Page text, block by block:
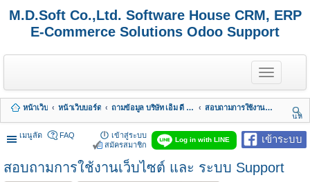
M.D.Soft Co.,Ltd. Software House CRM, ERP
E-Commerce Solutions Odoo Support
T
o
g
l
e
n
a
i
g
หน้าเว็บ หน้าเว็บบอร์ด ถามข้อมูล บริษัท เอ็ม ดี ซอฟต์ จำกัด
สอบถามการใช้งานเว็บไซต์ และ ระบบ Support
นห
า
เมนูลัด
เข้าระบบ
Log in with LINE
FAQ
เข้าสู่ระบบ
สมัครสมาชิก
สอบถามการใช้งานเว็บไซต์ และ ระบบ Support